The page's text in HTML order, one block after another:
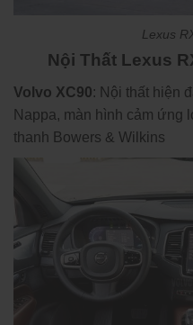
Lexus
Nội Thất Lexus
Volvo XC90: Nội thất hiện
Nappa, màn hình cảm ứng
thanh Bowers & Wilkins